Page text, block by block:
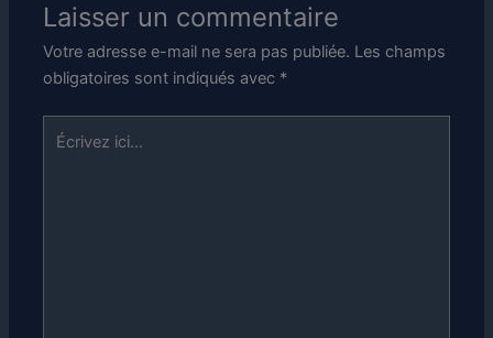
Laisser un commentaire
Votre adresse e-mail ne sera pas publiée. Les champs
obligatoires sont indiqués avec *
Écrivez
ici…